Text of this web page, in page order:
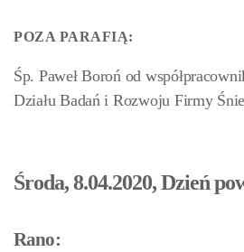
POZA PARAFIĄ:
Śp. Paweł Boroń od
Działu Badań i Rozwoju Firmy
Środa, 8.04.2020, Dzień
Rano: